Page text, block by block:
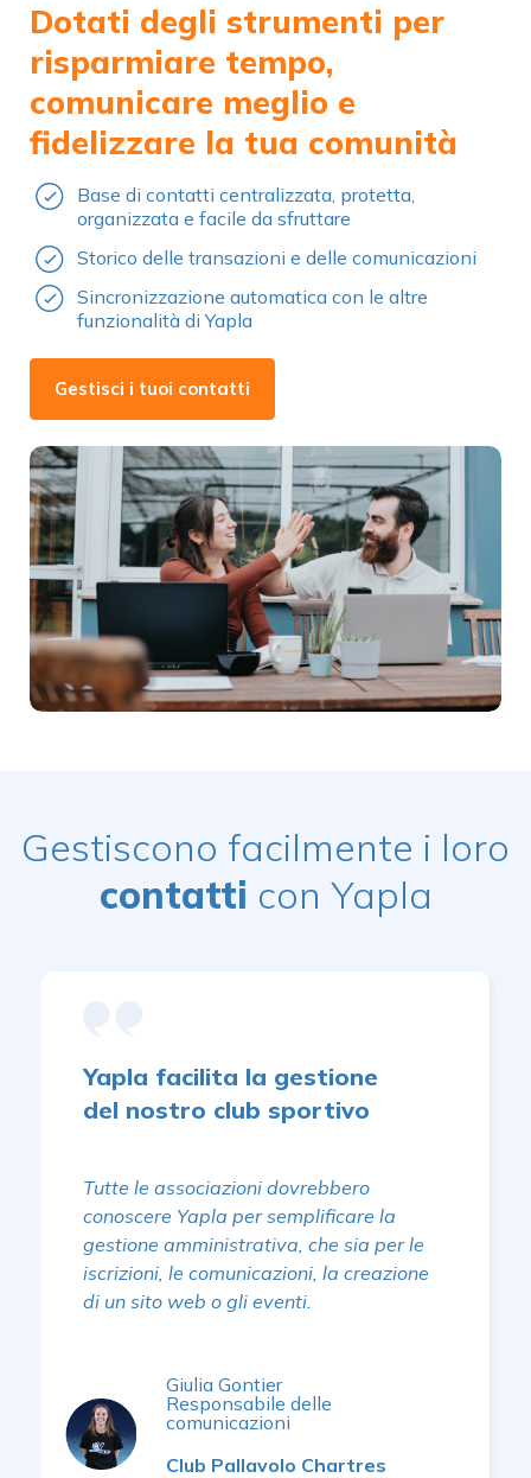
Dotati degli strumenti per
risparmiare tempo,
comunicare meglio e
fidelizzare la tua comunità
Base di contatti centralizzata, protetta,
organizzata e facile da sfruttare
Storico delle transazioni e delle comunicazioni
Sincronizzazione automatica con le altre
funzionalità di Yapla
Gestisci i tuoi contatti
Gestiscono facilmente i loro
contatti con Yapla
Yapla facilita la gestione
del nostro club sportivo
Tutte le associazioni dovrebbero
conoscere Yapla per semplificare la
gestione amministrativa, che sia per le
iscrizioni, le comunicazioni, la creazione
di un sito web o gli eventi.
Giulia Gontier
Responsabile delle
comunicazioni
Club Pallavolo Chartres